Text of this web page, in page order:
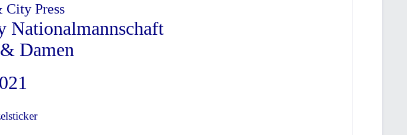
City Press
Nationalmannschaft
Damen